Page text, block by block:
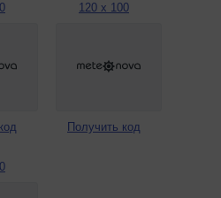
120 x 100
Получить код